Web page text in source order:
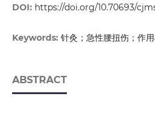
DOI: https://doi.org/10.70693/
Keywords: 针灸；急性腰扭伤；作
ABSTRACT